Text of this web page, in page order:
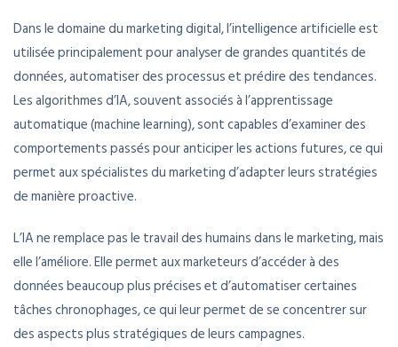
Dans le domaine du marketing digital, l’intelligence artificielle est
utilisée principalement pour analyser de grandes quantités de
données, automatiser des processus et prédire des tendances.
Les algorithmes d’IA, souvent associés à l’apprentissage
automatique (machine learning), sont capables d’examiner des
comportements passés pour anticiper les actions futures, ce qui
permet aux spécialistes du marketing d’adapter leurs stratégies
de manière proactive.
L’IA ne remplace pas le travail des humains dans le marketing, mais
elle l’améliore. Elle permet aux marketeurs d’accéder à des
données beaucoup plus précises et d’automatiser certaines
tâches chronophages, ce qui leur permet de se concentrer sur
des aspects plus stratégiques de leurs campagnes.